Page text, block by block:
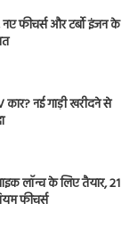
फीचर्स और टर्बो इंजन के
नई गाड़ी खरीदने से
लॉन्च के लिए तैयार, 21
फीचर्स